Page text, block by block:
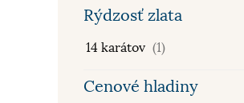
Rýdzosť zlata
14 karátov (1)
Cenové hladiny